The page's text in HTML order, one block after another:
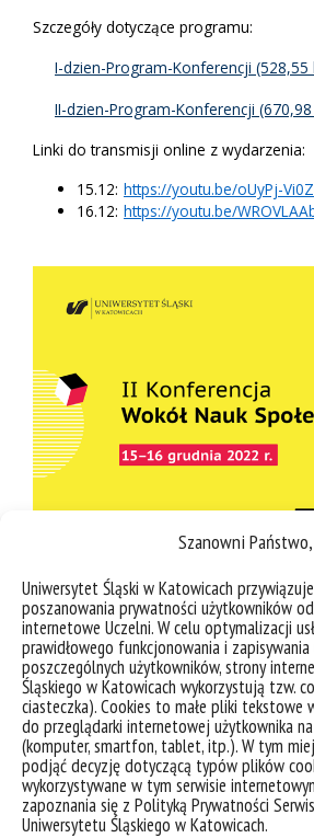
Szanowni Państwo,
Uniwersytet Śląski w Katowicach
poszanowania prywatności użytkowników
internetowe Uczelni. W celu optymalizacji
prawidłowego funkcjonowania i
poszczególnych użytkowników, strony
Śląskiego w Katowicach wykorzystują tzw.
ciasteczka). Cookies to małe pliki tekstowe
do przeglądarki internetowej użytkownika
(komputer, smartfon, tablet, itp.). W tym
podjąć decyzję dotyczącą typów plików
wykorzystywane w tym serwisie
zapoznania się z Polityką Prywatności
Uniwersytetu Śląskiego w Katowicach.
Szczegóły dotyczące programu:
I-dzien-Program-Konferencji
II-dzien-Program-Konferencji
Linki do transmisji online z wydarzenia:
15.12: https://youtu.be/oUyPj-
16.12: https://youtu.be/